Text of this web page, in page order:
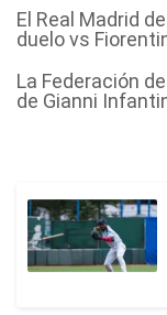
El Real Madrid
duelo vs
La Federación
de Gianni